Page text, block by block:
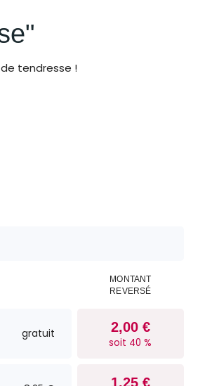
tendresse !
MONTANT
REVERSÉ
gratuit 2,00 €
soit 40 %
1,25 €